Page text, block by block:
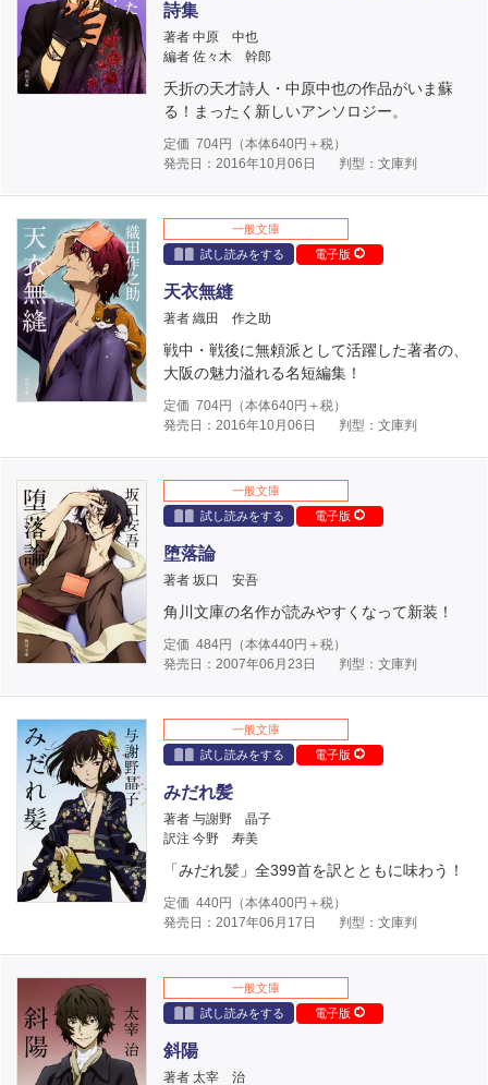
詩集
著者 中原 中也
編者 佐々木 幹郎
夭折の天才詩人・中原中也の作品がいま蘇
る！まったく新しいアンソロジー。
定価 704円（本体640円＋税）
発売日：2016年10月06日
判型：文庫判
一般文庫
試し読みをする
電子版
天衣無縫
著者 織田 作之助
戦中・戦後に無頼派として活躍した著者の、
大阪の魅力溢れる名短編集！
定価 704円（本体640円＋税）
発売日：2016年10月06日
判型：文庫判
一般文庫
試し読みをする
電子版
堕落論
著者 坂口 安吾
角川文庫の名作が読みやすくなって新装！
定価 484円（本体440円＋税）
発売日：2007年06月23日
判型：文庫判
一般文庫
試し読みをする
電子版
みだれ髪
著者 与謝野 晶子
訳注 今野 寿美
「みだれ髪」全399首を訳とともに味わう！
定価 440円（本体400円＋税）
発売日：2017年06月17日
判型：文庫判
一般文庫
試し読みをする
電子版
斜陽
著者 太宰 治